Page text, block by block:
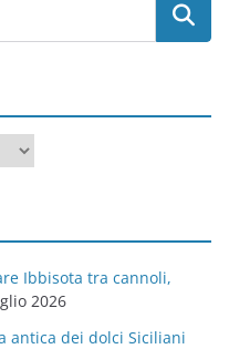
Ibbisota tra cannoli,
2026
antica dei dolci Siciliani